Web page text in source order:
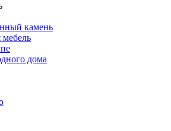
камень
мебель
дома